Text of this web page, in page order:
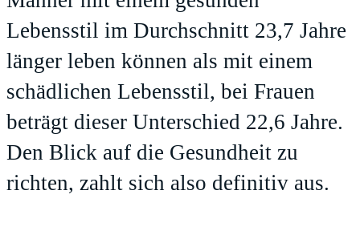
Lebensstil im Durchschnitt 23,7 Jahre
länger leben können als mit einem
schädlichen Lebensstil, bei Frauen
beträgt dieser Unterschied 22,6 Jahre.
Den Blick auf die Gesundheit zu
richten, zahlt sich also definitiv aus.